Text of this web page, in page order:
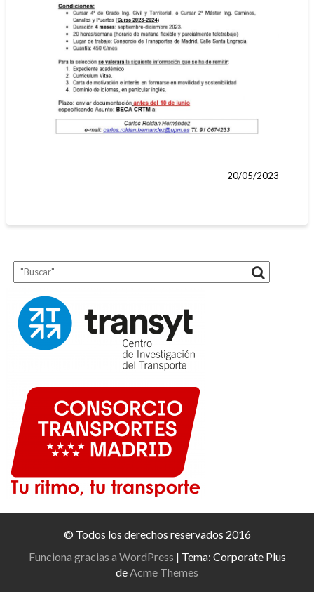
20/05/2023
© Todos los derechos reservados 2016
Funciona gracias a WordPress | Tema: Corporate Plus
deAcme Themes